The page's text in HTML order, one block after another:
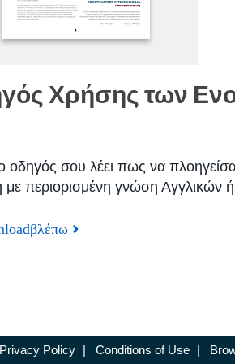
Χρήσης των
οδηγός σου λέει πως να
με περιορισμένη γνώση Αγγλικών
Privacy Policy | Conditions of Use |